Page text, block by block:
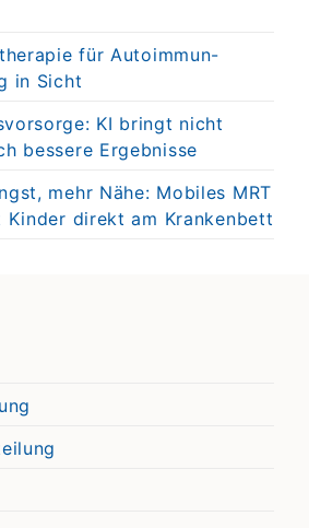
für Autoimmun-
in Sicht
KI bringt nicht
bessere Ergebnisse
mehr Nähe: Mobiles MRT
Kinder direkt am Krankenbett